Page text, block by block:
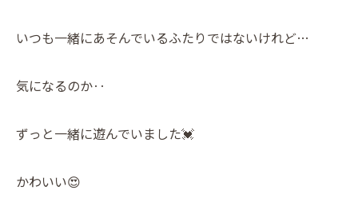
いつも一緒にあそんでいるふたりではないけれど…
気になるのか‥
ずっと一緒に遊んでいました💓
かわいい😍